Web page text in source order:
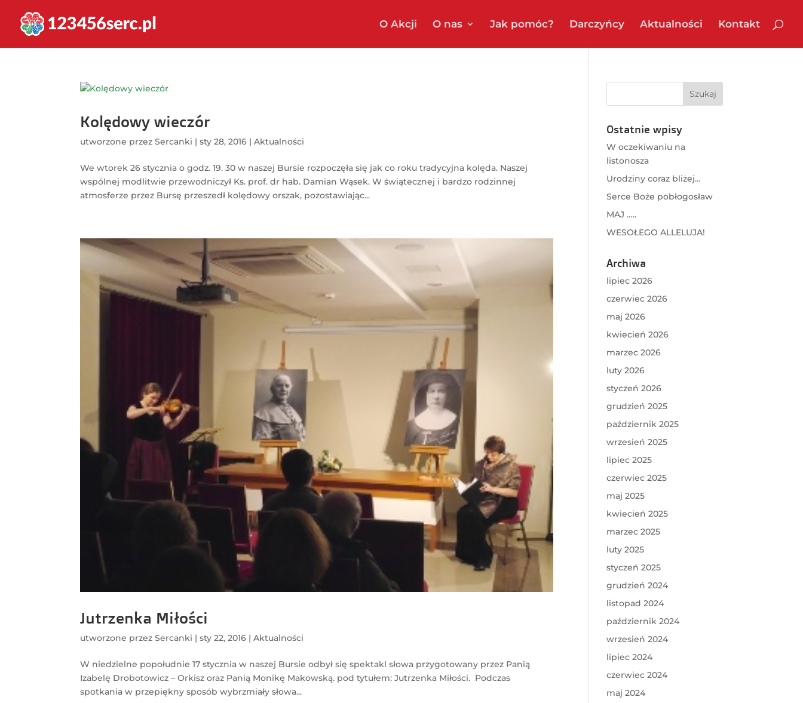
O Akcji O nas Jak pomóc? Darczyńcy Aktualności Kontakt
Kolędowy wieczór
utworzone przezSercanki |sty 28, 2016 |Aktualności
We wtorek 26 stycznia o godz. 19. 30 w naszej Bursie rozpoczęła się jak co roku tradycyjna kolęda. Naszej
wspólnej modlitwie przewodniczył Ks. prof. dr hab. Damian Wąsek. W świątecznej i bardzo rodzinnej
atmosferze przez Bursę przeszedł kolędowy orszak, pozostawiając...
Jutrzenka Miłości
utworzone przezSercanki |sty 22, 2016 |Aktualności
W niedzielne popołudnie 17 stycznia w naszej Bursie odbył się spektakl słowa przygotowany przez Panią
Izabelę Drobotowicz – Orkisz oraz Panią Monikę Makowską. pod tytułem: Jutrzenka Miłości. Podczas
spotkania w przepiękny sposób wybrzmiały słowa...
Ostatnie wpisy
W oczekiwaniu na
listonosza
Urodziny coraz bliżej…
Serce Boże pobłogosław
MAJ …..
WESOŁEGO ALLELUJA!
Archiwa
lipiec 2026
czerwiec 2026
maj 2026
kwiecień 2026
marzec 2026
luty 2026
styczeń 2026
grudzień 2025
październik 2025
wrzesień 2025
lipiec 2025
czerwiec 2025
maj 2025
kwiecień 2025
marzec 2025
luty 2025
styczeń 2025
grudzień 2024
listopad 2024
październik 2024
wrzesień 2024
lipiec 2024
czerwiec 2024
maj 2024